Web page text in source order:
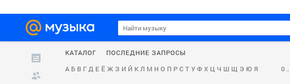
КАТАЛОГ
ПОСЛЕДНИЕ ЗАПРОСЫ
А Б В Г Д Е Ё Ж З И Й К Л М Н О П Р С Т У Ф Х Ц Ч Ш Щ Э Ю Я 0